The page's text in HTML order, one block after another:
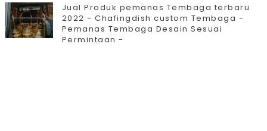
Jual Produk pemanas Tembaga terbaru
2022 - Chafingdish custom Tembaga -
Pemanas Tembaga Desain Sesuai
Permintaan -